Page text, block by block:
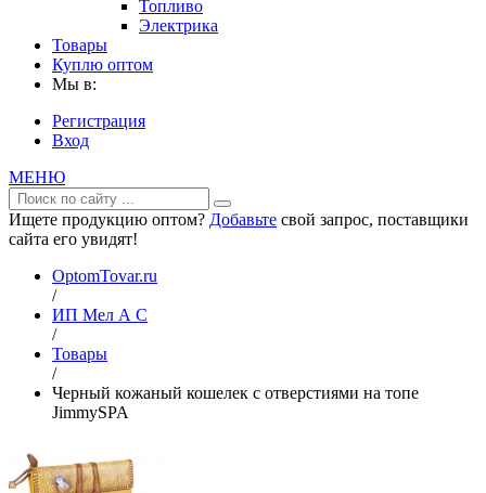
Топливо
Электрика
Товары
Куплю оптом
Мы в:
Регистрация
Вход
МЕНЮ
Ищете продукцию оптом? Добавьте свой запрос, поставщики
сайта его увидят!
OptomTovar.ru
/
ИП Мел А С
/
Товары
/
Черный кожаный кошелек с отверстиями на топе
JimmySPA